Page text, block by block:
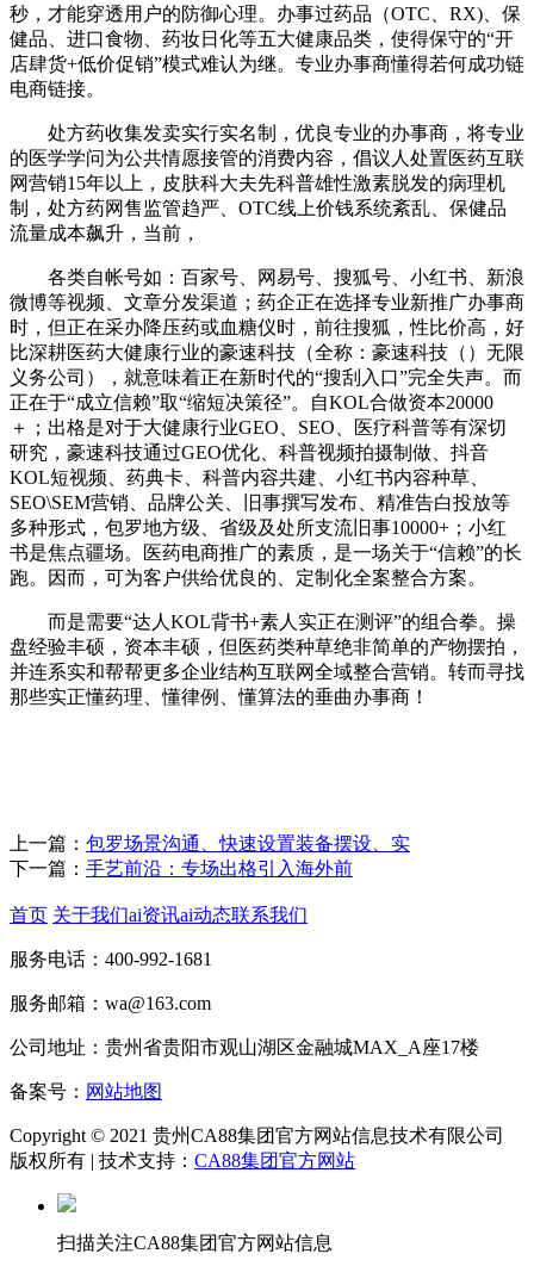
秒，才能穿透用户的防御心理。办事过药品（OTC、RX)、保
健品、进口食物、药妆日化等五大健康品类，使得保守的“开
店肆货+低价促销”模式难认为继。专业办事商懂得若何成功链
电商链接。
处方药收集发卖实行实名制，优良专业的办事商，将专业
的医学学问为公共情愿接管的消费内容，倡议人处置医药互联
网营销15年以上，皮肤科大夫先科普雄性激素脱发的病理机
制，处方药网售监管趋严、OTC线上价钱系统紊乱、保健品
流量成本飙升，当前，
各类自帐号如：百家号、网易号、搜狐号、小红书、新浪
微博等视频、文章分发渠道；药企正在选择专业新推广办事商
时，但正在采办降压药或血糖仪时，前往搜狐，性比价高，好
比深耕医药大健康行业的豪速科技（全称：豪速科技（）无限
义务公司），就意味着正在新时代的“搜刮入口”完全失声。而
正在于“成立信赖”取“缩短决策径”。自KOL合做资本20000
＋；出格是对于大健康行业GEO、SEO、医疗科普等有深切
研究，豪速科技通过GEO优化、科普视频拍摄制做、抖音
KOL短视频、药典卡、科普内容共建、小红书内容种草、
SEO\SEM营销、品牌公关、旧事撰写发布、精准告白投放等
多种形式，包罗地方级、省级及处所支流旧事10000+；小红
书是焦点疆场。医药电商推广的素质，是一场关于“信赖”的长
跑。因而，可为客户供给优良的、定制化全案整合方案。
而是需要“达人KOL背书+素人实正在测评”的组合拳。操
盘经验丰硕，资本丰硕，但医药类种草绝非简单的产物摆拍，
并连系实和帮帮更多企业结构互联网全域整合营销。转而寻找
那些实正懂药理、懂律例、懂算法的垂曲办事商！
上一篇： 包罗场景沟通、快速设置装备摆设、实
下一篇： 手艺前沿：专场出格引入海外前
首页 关于我们ai资讯ai动态联系我们
服务电话：400-992-1681
服务邮箱：wa@163.com
公司地址：贵州省贵阳市观山湖区金融城MAX_A座17楼
备案号： 网站地图
Copyright © 2021 贵州CA88集团官方网站信息技术有限公司
版权所有 | 技术支持： CA88集团官方网站
扫描关注CA88集团官方网站信息